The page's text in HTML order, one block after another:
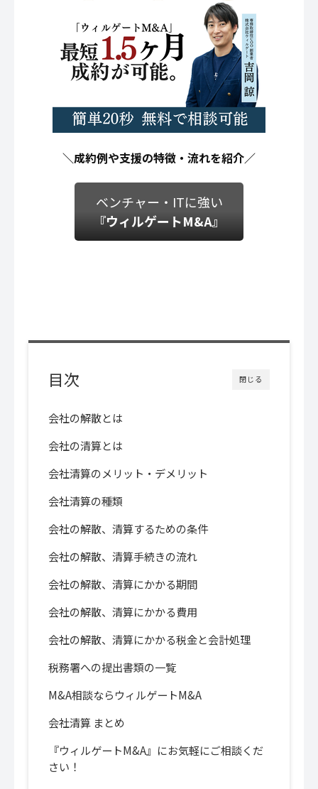
＼成約例や支援の特徴・流れを紹介／
ベンチャー・ITに強い
『ウィルゲートM&A』
閉じる
目次
会社の解散とは
会社の清算とは
会社清算のメリット・デメリット
会社清算の種類
会社の解散、清算するための条件
会社の解散、清算手続きの流れ
会社の解散、清算にかかる期間
会社の解散、清算にかかる費用
会社の解散、清算にかかる税金と会計処理
税務署への提出書類の一覧
M&A相談ならウィルゲートM&A
会社清算 まとめ
『ウィルゲートM&A』にお気軽にご相談くだ
さい！